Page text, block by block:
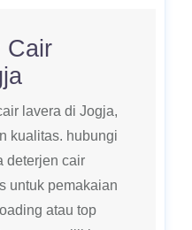
Cair
lavera di Jogja,
kualitas. hubungi
deterjen cair
untuk pemakaian
atau top